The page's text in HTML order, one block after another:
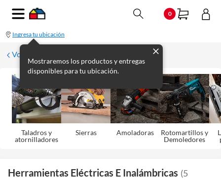
0
Ingresa tu ubicación
Mostraremos los productos y entregas
disponibles para tu ubicación.
Volver
Taladros y
atornilladores
Sierras Amoladoras
Rotomartillos y
Demoledores
Herramientas Eléctricas E Inalámbricas (5